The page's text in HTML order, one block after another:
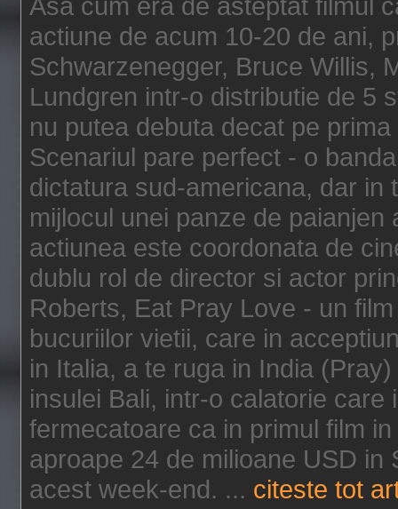
actiune de acum 10-20 de ani,
Schwarzenegger, Bruce Willis,
Lundgren intr-o distributie de 5
nu putea debuta decat pe
Scenariul pare perfect - o
dictatura sud-americana, dar in
mijlocul unei panze de
actiunea este coordonata de
dublu rol de director si actor
Roberts, Eat Pray Love - un
bucuriilor vietii, care in
in Italia, a te ruga in India
insulei Bali, intr-o calatorie
fermecatoare ca in primul film
aproape 24 de milioane USD in
acest week-end. ... citeste tot